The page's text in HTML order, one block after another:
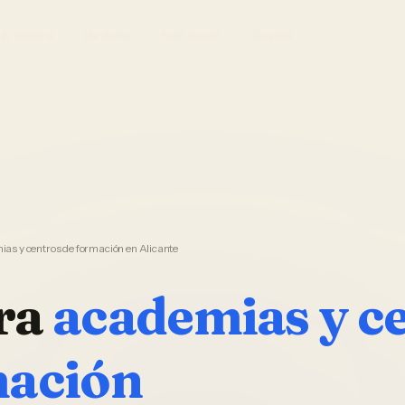
y centros de formación en Alicante
academias y